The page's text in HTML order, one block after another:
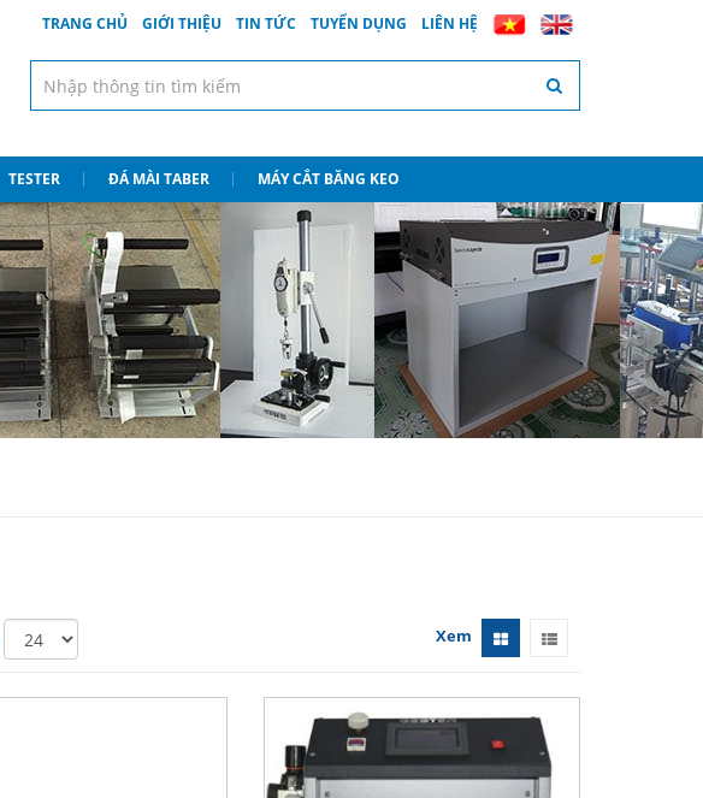
TRANG CHỦ GIỚI THIỆU TIN TỨC TUYỂN DỤNG LIÊN HỆ
TESTER ĐÁ MÀI TABER MÁY CẮT BĂNG KEO
Xem